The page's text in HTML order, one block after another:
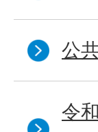
公
令